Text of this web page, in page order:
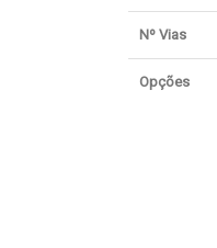
Nº Vias
Opções